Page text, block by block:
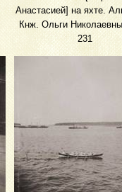
Анастасией] на яхте.
Кнж. Ольги
231